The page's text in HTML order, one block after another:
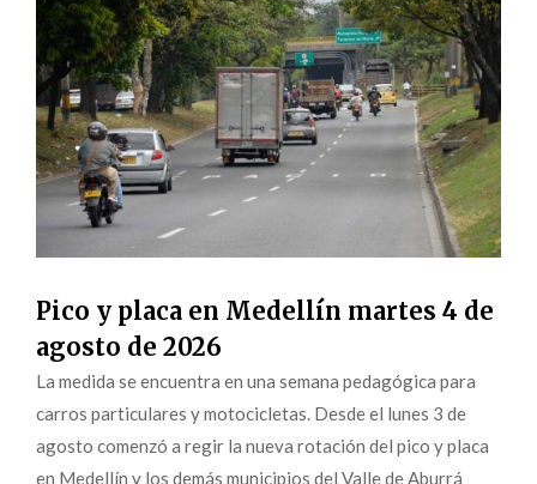
Pico y placa en Medellín martes 4 de
agosto de 2026
La medida se encuentra en una semana pedagógica para
carros particulares y motocicletas. Desde el lunes 3 de
agosto comenzó a regir la nueva rotación del pico y placa
en Medellín y los demás municipios del Valle de Aburrá